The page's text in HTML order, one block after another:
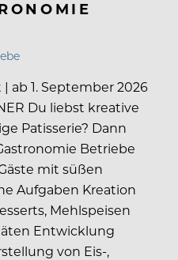
ab 1. September 2026
Du liebst kreative
Patisserie? Dann
Betriebe
mit süßen
Aufgaben Kreation
Mehlspeisen
Entwicklung
von Eis-,